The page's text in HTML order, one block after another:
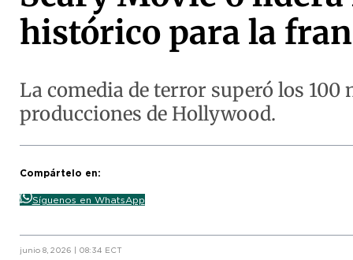
histórico para la
La comedia de terror superó los
producciones de Hollywood.
Compártelo en:
Síguenos en WhatsApp
junio 8, 2026 | 08:34 ECT